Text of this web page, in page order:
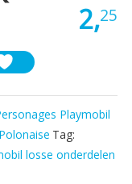
2,25
Playmobil
Tag:
losse onderdelen